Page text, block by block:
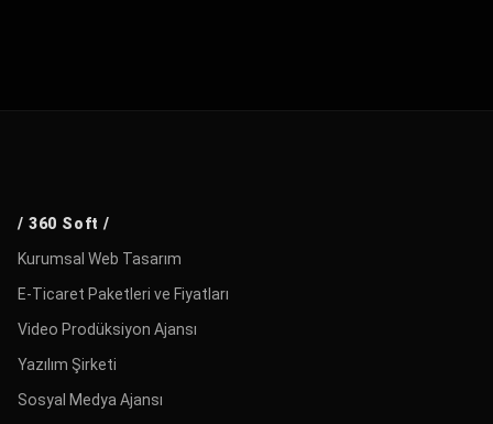
/ 360 Soft /
Kurumsal Web Tasarım
E-Ticaret Paketleri ve Fiyatları
Video Prodüksiyon Ajansı
Yazılım Şirketi
Sosyal Medya Ajansı